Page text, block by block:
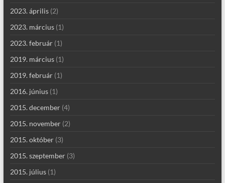
2023. április(2)
2023. március(1)
2023. február(1)
2019. március(1)
2019. február(1)
2016. június(1)
2015. december(4)
2015. november(2)
2015. október(3)
2015. szeptember(3)
2015. július(1)